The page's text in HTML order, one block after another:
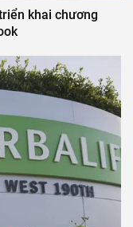
khai chương